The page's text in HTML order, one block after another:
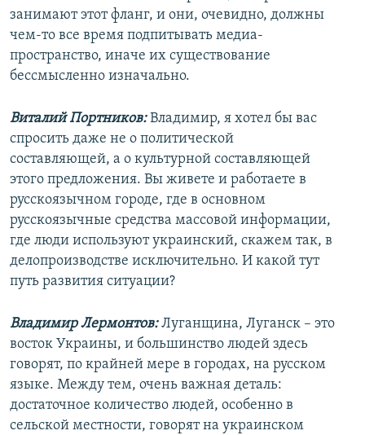
занимают этот фланг, и они, очевидно, должны
чем-то все время подпитывать медиа-
пространство, иначе их существование
бессмысленно изначально.
Виталий Портников:Владимир, я хотел бы вас
спросить даже не о политической
составляющей, а о культурной составляющей
этого предложения. Вы живете и работаете в
русскоязычном городе, где в основном
русскоязычные средства массовой информации,
где люди используют украинский, скажем так, в
делопроизводстве исключительно. И какой тут
путь развития ситуации?
Владимир Лермонтов:Луганщина, Луганск – это
восток Украины, и большинство людей здесь
говорят, по крайней мере в городах, на русском
языке. Между тем, очень важная деталь:
достаточное количество людей, особенно в
сельской местности, говорят на украинском